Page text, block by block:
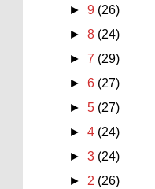
►9 (26)
►8 (24)
►7 (29)
►6 (27)
►5 (27)
►4 (24)
►3 (24)
► 2 (26)